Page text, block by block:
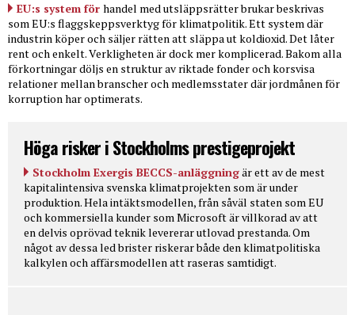
EU:s system för handel med utsläppsrätter brukar beskrivas
som EU:s flaggskeppsverktyg för klimatpolitik. Ett system där
industrin köper och säljer rätten att släppa ut koldioxid. Det låter
rent och enkelt. Verkligheten är dock mer komplicerad. Bakom alla
förkortningar döljs en struktur av riktade fonder och korsvisa
relationer mellan branscher och medlemsstater där jordmånen för
korruption har optimerats.
Höga risker i Stockholms prestigeprojekt
Stockholm Exergis BECCS-anläggningär ett av de mest
kapitalintensiva svenska klimatprojekten som är under
produktion. Hela intäktsmodellen, från såväl staten som EU
och kommersiella kunder som Microsoft är villkorad av att
en delvis oprövad teknik levererar utlovad prestanda. Om
något av dessa led brister riskerar både den klimatpolitiska
kalkylen och affärsmodellen att raseras samtidigt.